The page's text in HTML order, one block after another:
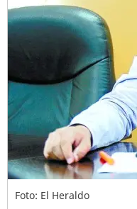
Foto: El Heraldo